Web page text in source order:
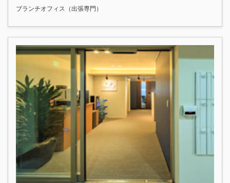
ブランチオフィス（出張専門）